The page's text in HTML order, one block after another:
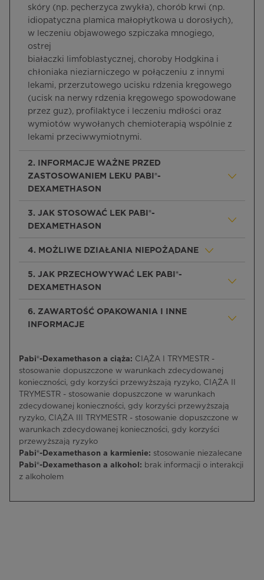
skóry (np. pęcherzyca zwykła), chorób krwi (np.
idiopatyczna plamica małopłytkowa u dorosłych),
w leczeniu objawowego szpiczaka mnogiego,
ostrej
białaczki limfoblastycznej, choroby Hodgkina i
chłoniaka nieziarniczego w połączeniu z innymi
lekami, przerzutowego ucisku rdzenia kręgowego
(ucisk na nerwy rdzenia kręgowego spowodowane
przez guz), profilaktyce i leczeniu mdłości oraz
wymiotów wywołanych chemioterapią wspólnie z
lekami przeciwwymiotnymi.
2. INFORMACJE WAŻNE PRZED
ZASTOSOWANIEM LEKU PABI®-
DEXAMETHASON
3. JAK STOSOWAĆ LEK PABI®-
DEXAMETHASON
4. MOŻLIWE DZIAŁANIA NIEPOŻĄDANE
5. JAK PRZECHOWYWAĆ LEK PABI®-
DEXAMETHASON
6. ZAWARTOŚĆ OPAKOWANIA I INNE
INFORMACJE
Pabi®-Dexamethason a ciąża: CIĄŻA I TRYMESTR -
stosowanie dopuszczone w warunkach zdecydowanej
konieczności, gdy korzyści przewyższają ryzyko, CIĄŻA II
TRYMESTR - stosowanie dopuszczone w warunkach
zdecydowanej konieczności, gdy korzyści przewyższają
ryzyko, CIĄŻA III TRYMESTR - stosowanie dopuszczone w
warunkach zdecydowanej konieczności, gdy korzyści
przewyższają ryzyko
Pabi®-Dexamethason a karmienie: stosowanie niezalecane
Pabi®-Dexamethason a alkohol: brak informacji o interakcji
z alkoholem